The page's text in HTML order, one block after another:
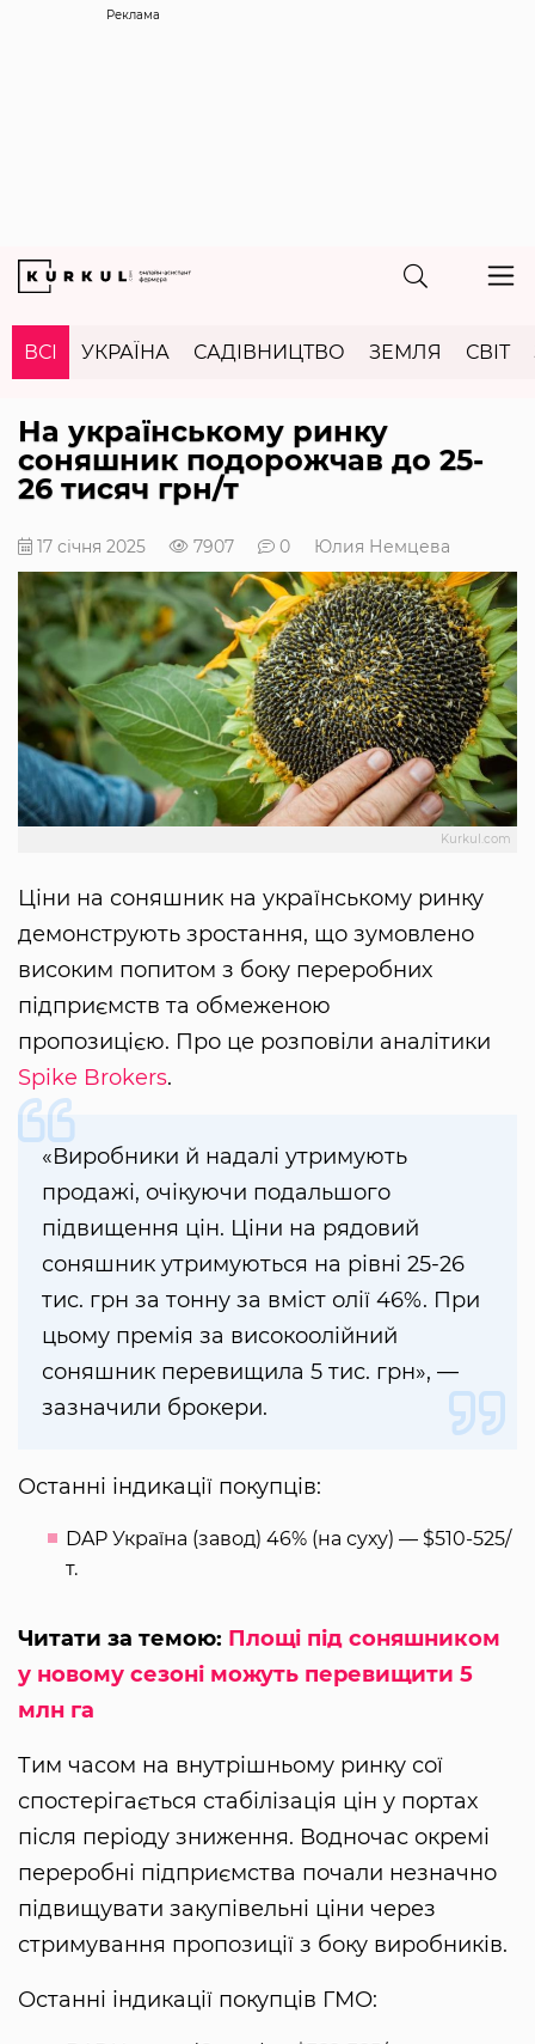
Реклама
ВСІ УКРАЇНА САДІВНИЦТВО ЗЕМЛЯ СВІТ
На українському ринку
соняшник подорожчав до 25-
26 тисяч грн/т
17 січня 2025 7907 0 Юлия Немцева
Kurkul.com
Ціни на соняшник на українському ринку
демонструють зростання, що зумовлено
високим попитом з боку переробних
підприємств та обмеженою
пропозицією. Про це розповіли аналітики
Spike Brokers.
«Виробники й надалі утримують
продажі, очікуючи подальшого
підвищення цін. Ціни на рядовий
соняшник утримуються на рівні 25-26
тис. грн за тонну за вміст олії 46%. При
цьому премія за високоолійний
соняшник перевищила 5 тис. грн», —
зазначили брокери.
Останні індикації покупців:
DAP Україна (завод) 46% (на суху) — $510-525/
т.
Читати за темою: Площі під соняшником
у новому сезоні можуть перевищити 5
млн га
Тим часом на внутрішньому ринку сої
спостерігається стабілізація цін у портах
після періоду зниження. Водночас окремі
переробні підприємства почали незначно
підвищувати закупівельні ціни через
стримування пропозиції з боку виробників.
Останні індикації покупців ГМО: